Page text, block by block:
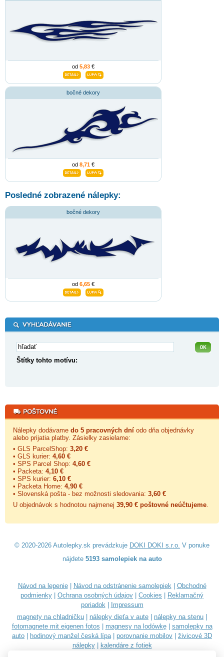
od 5,83 €
bočné dekory
od 8,71 €
Posledné zobrazené nálepky:
bočné dekory
od 6,65 €
Štítky tohto motívu:
Nálepky dodávame do 5 pracovných dní odo dňa objednávky
alebo prijatia platby. Zásielky zasielame:
• GLS ParcelShop: 3,20 €
• GLS kurier: 4,60 €
• SPS Parcel Shop: 4,60 €
• Packeta: 4,10 €
• SPS kurier: 6,10 €
• Packeta Home: 4,90 €
• Slovenská pošta - bez možnosti sledovania: 3,60 €
U objednávok s hodnotou najmenej 39,90 € poštovné neúčtujeme.
© 2020-2026 Autolepky.sk prevádzkuje DOKI DOKI s.r.o. V ponuke
nájdete 5193 samolepiek na auto
Návod na lepenie| Návod na odstránenie samolepiek| Obchodné
podmienky
Ochrana osobných údajov Cookies
Reklamačný
poriadok|
Impressum
magnety na chladničku
nálepky dieťa v aute nálepky na stenu
fotomagnete mit eigenen fotos
magnesy na lodówkę| samolepky na
auto
hodinový manžel česká lípa| porovnanie mobilov
živicové 3D
nálepky| kalendáre z fotiek